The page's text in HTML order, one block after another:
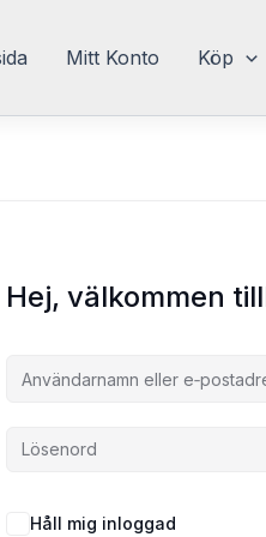
Mitt Konto Köp
Hej, välkommen
Håll mig inloggad